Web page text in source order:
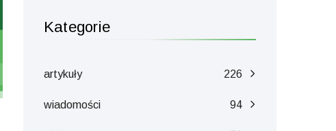
Kategorie
artykuły 226
wiadomości 94